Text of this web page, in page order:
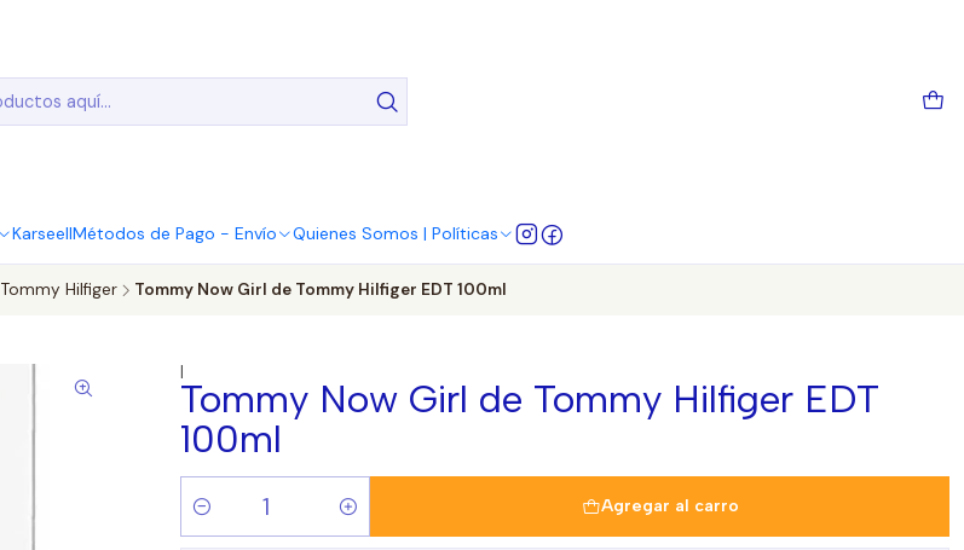
KarseellMétodos de Pago - Envío Quienes Somos | Políticas
Tommy Hilfiger Tommy Now Girl de Tommy Hilfiger EDT 100ml
|
Tommy Now Girl de Tommy Hilfiger EDT
100ml
Cantidad
Agregar al carro